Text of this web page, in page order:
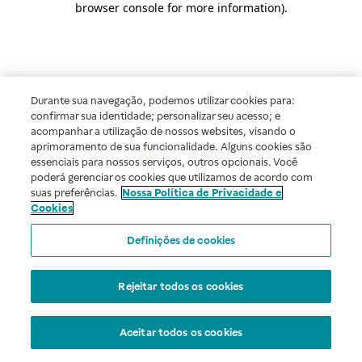
browser console for more information).
Durante sua navegação, podemos utilizar cookies para:
confirmar sua identidade; personalizar seu acesso; e
acompanhar a utilização de nossos websites, visando o
aprimoramento de sua funcionalidade. Alguns cookies são
essenciais para nossos serviços, outros opcionais. Você
poderá gerenciar os cookies que utilizamos de acordo com
suas preferências. Nossa Política de Privacidade e
Cookies
Definições de cookies
Rejeitar todos os cookies
Aceitar todos os cookies